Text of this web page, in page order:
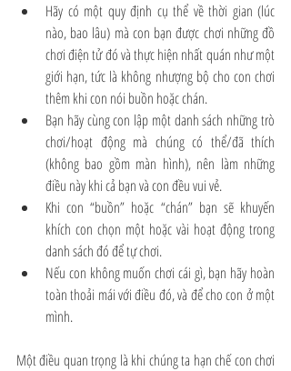
Hãy có một quy định cụ thể về thời gian (lúc
nào, bao lâu) mà con bạn được chơi những đồ
chơi điện tử đó và thực hiện nhất quán như một
giới hạn, tức là không nhượng bộ cho con chơi
thêm khi con nói buồn hoặc chán.
Bạn hãy cùng con lập một danh sách những trò
chơi/hoạt động mà chúng có thể/đã thích
(không bao gồm màn hình), nên làm những
điều này khi cả bạn và con đều vui vẻ.
Khi con “buồn” hoặc “chán” bạn sẽ khuyến
khích con chọn một hoặc vài hoạt động trong
danh sách đó để tự chơi.
Nếu con không muốn chơi cái gì, bạn hãy hoàn
toàn thoải mái với điều đó, và để cho con ở một
mình.
Một điều quan trọng là khi chúng ta hạn chế con chơi